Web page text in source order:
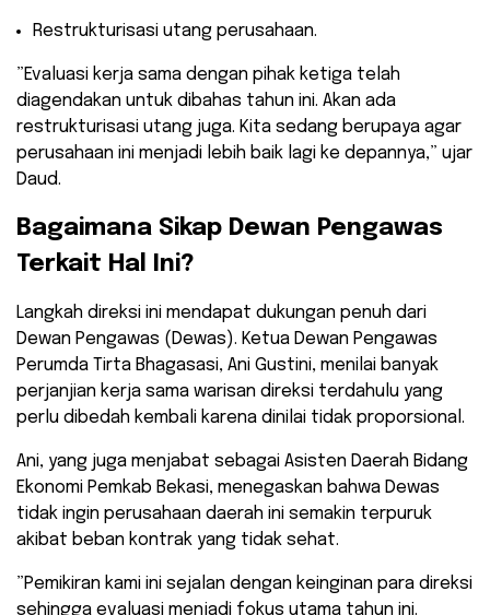
​Restrukturisasi utang perusahaan.
​”Evaluasi kerja sama dengan pihak ketiga telah
diagendakan untuk dibahas tahun ini. Akan ada
restrukturisasi utang juga. Kita sedang berupaya agar
perusahaan ini menjadi lebih baik lagi ke depannya,” ujar
Daud.
​Bagaimana Sikap Dewan Pengawas
Terkait Hal Ini?
​Langkah direksi ini mendapat dukungan penuh dari
Dewan Pengawas (Dewas). Ketua Dewan Pengawas
Perumda Tirta Bhagasasi, Ani Gustini, menilai banyak
perjanjian kerja sama warisan direksi terdahulu yang
perlu dibedah kembali karena dinilai tidak proporsional.
​Ani, yang juga menjabat sebagai Asisten Daerah Bidang
Ekonomi Pemkab Bekasi, menegaskan bahwa Dewas
tidak ingin perusahaan daerah ini semakin terpuruk
akibat beban kontrak yang tidak sehat.
​”Pemikiran kami ini sejalan dengan keinginan para direksi
sehingga evaluasi menjadi fokus utama tahun ini.